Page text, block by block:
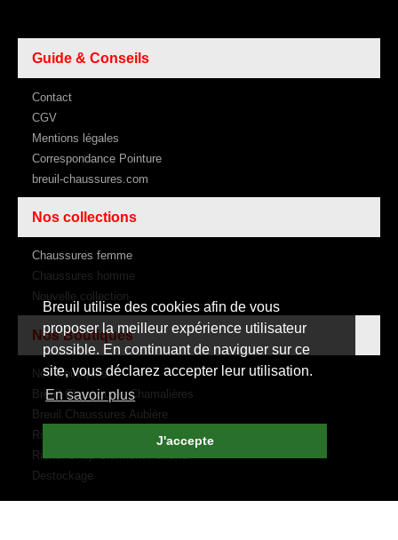
Breuil utilise des cookies afin de vous
proposer la meilleur expérience utilisateur
possible. En continuant de naviguer sur ce
site, vous déclarez accepter leur utilisation.
En savoir plus
J'accepte
Guide & Conseils
Contact
CGV
Mentions légales
Correspondance Pointure
breuil-chaussures.com
Nos collections
Chaussures femme
Chaussures homme
Nouvelle collection
Nos Boutiques
Nos Boutiques
Breuil Chaussures Chamalières
Breuil Chaussures Aubière
Rive Droite Rive Gauche
Rieker Shop Clermont Ferrand
Destockage